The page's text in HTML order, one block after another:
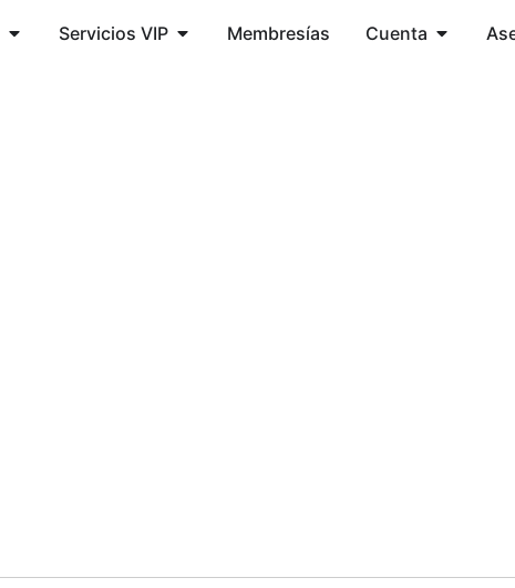
Servicios VIP Membresías Cuenta